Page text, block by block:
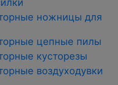
ножницы для
цепные пилы
кусторезы
воздуходувки